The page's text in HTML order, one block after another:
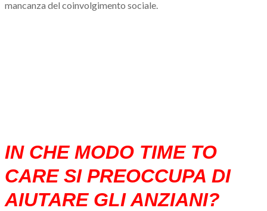
mancanza del coinvolgimento sociale.
IN CHE MODO TIME TO
CARE SI PREOCCUPA DI
AIUTARE GLI ANZIANI?